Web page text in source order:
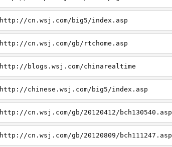
http://cn.wsj.com/big5/index.asp
http://cn.wsj.com/gb/rtchome.asp
http://blogs.wsj.com/chinarealtime
http://chinese.wsj.com/big5/index.asp
http://cn.wsj.com/gb/20120412/bch130540.asp
http://cn.wsj.com/gb/20120809/bch111247.asp